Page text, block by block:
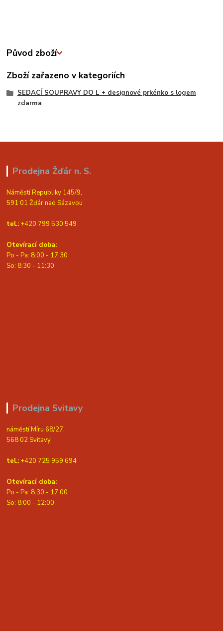
Původ zboží
Zboží zařazeno v kategoriích
SEDACÍ SOUPRAVY DO L + designové prkénko s logem
zdarma
Prodejna Žďár n. S.
Náměstí Republiky 145/9,
591 01 Žďár nad Sázavou
tel.: +420 799 530 549
Otevírací doba:
Po - Pa: 8:00 - 17:30
So: 8:30 - 11:30
Prodejna Svitavy
náměstí Míru 68/27,
568 02 Svitavy
tel.: +420 725 959 694
Otevírací doba:
Po - Pa: 8:30 - 17:00
So: 8:00 - 12:00